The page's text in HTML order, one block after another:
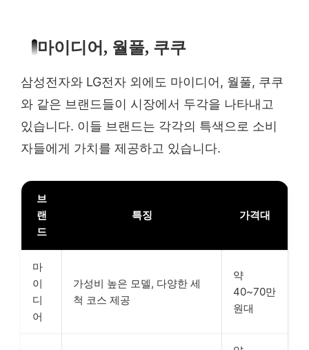
마이디어, 월풀, 쿠쿠
삼성전자와 LG전자 외에도 마이디어, 월풀, 쿠쿠
와 같은 브랜드들이 시장에서 두각을 나타내고
있습니다. 이들 브랜드는 각각의 특색으로 소비
자들에게 가치를 제공하고 있습니다.
브
랜
드
특징 가격대
마
이
디
어
가성비 높은 모델, 다양한 세
척 코스 제공
약
40~70만
원대